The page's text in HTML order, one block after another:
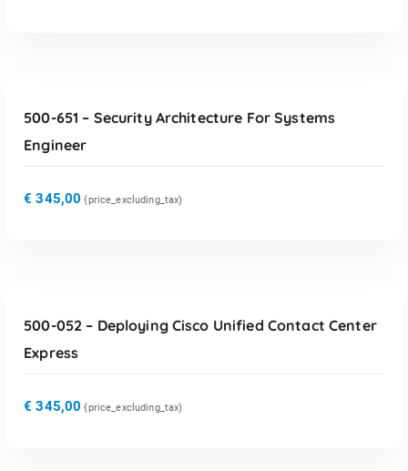
500-651 – Security Architecture For Systems
Engineer
€ 345,00 {price_excluding_tax)
500-052 – Deploying Cisco Unified Contact Center
Express
€ 345,00 {price_excluding_tax)